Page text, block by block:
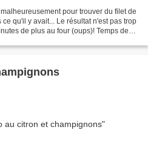
pour trouver du filet de
qu'il y avait... Le résultat n'est pas trop
de plus au four (oups)! Temps de